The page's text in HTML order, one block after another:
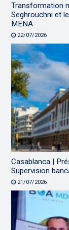
Transformation
Seghrouchni et
MENA
22/07/2026
Casablanca |
Supervision
21/07/2026